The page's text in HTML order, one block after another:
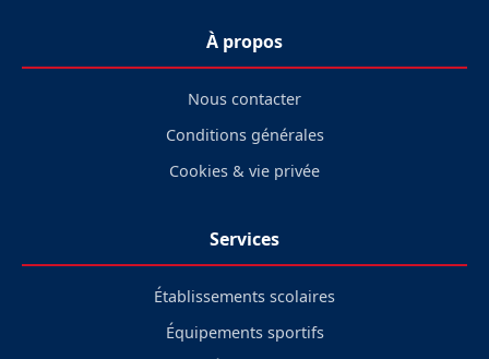
À propos
Nous contacter
Conditions générales
Cookies & vie privée
Services
Établissements scolaires
Équipements sportifs